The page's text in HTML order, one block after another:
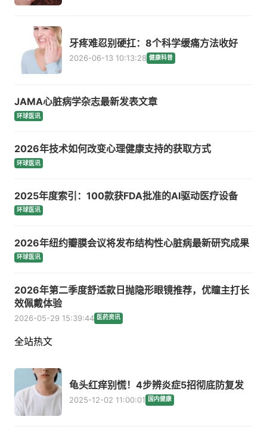
牙疼难忍别硬扛：8个科学缓痛方法收好
2026-06-13 10:13:28 健康科普
JAMA心脏病学杂志最新发表文章
环球医讯
2026年技术如何改变心理健康支持的获取方式
环球医讯
2025年度索引：100款获FDA批准的AI驱动医疗设备
环球医讯
2026年纽约瓣膜会议将发布结构性心脏病最新研究成果
环球医讯
2026年第二季度舒适款日抛隐形眼镜推荐，优瞳主打长
效佩戴体验
2026-05-29 15:39:44 医药资讯
全站热文
龟头红痒别慌！4步辨炎症5招彻底防复发
2025-12-02 11:00:01 国内健康